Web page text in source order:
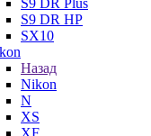
S9 DR Plus
S9 DR HP
SX10
Назад
Nikon
N
XS
XF